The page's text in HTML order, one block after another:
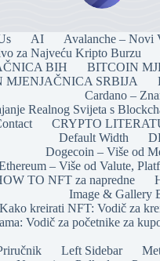
AI
Avalanche – Novi
za Najveću Kripto Burzu
BIH
BITCOIN
MJENJAČNICA SRBIJA
Cardano –
Realnog Svijeta s
CRYPTO
Default Width
Dogecoin – Više od
– Više od Valute,
TO NFT za napredne
Image & Gallery
Kako kreirati NFT: Vodič za
Vodič za početnike za
Left Sidebar